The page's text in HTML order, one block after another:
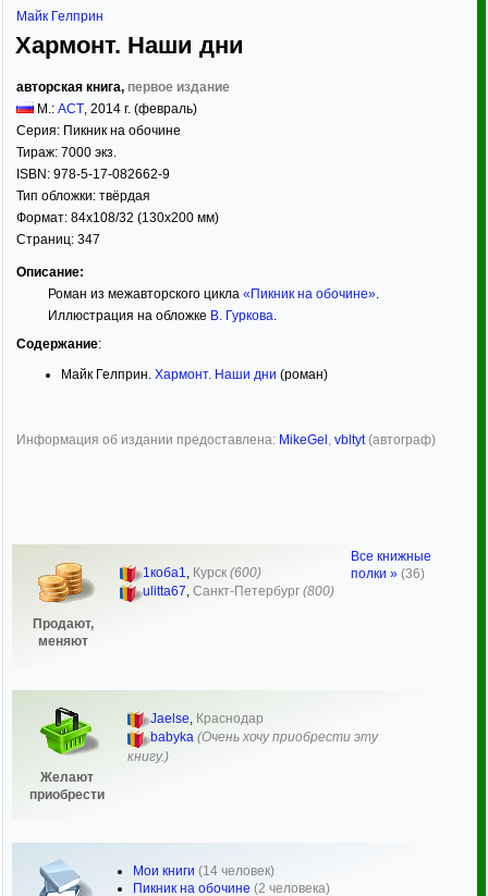
Майк Гелприн
Хармонт. Наши дни
авторская книга, первое издание
М.: АСТ, 2014 г. (февраль)
Серия: Пикник на обочине
Тираж: 7000 экз.
ISBN: 978-5-17-082662-9
Тип обложки: твёрдая
Формат: 84x108/32 (130x200 мм)
Страниц: 347
Описание:
Роман из межавторского цикла «Пикник на обочине».
Иллюстрация на обложке В. Гуркова.
Содержание:
Майк Гелприн. Хармонт. Наши дни (роман)
Информация об издании предоставлена: MikeGel , vbltyt(автограф)
Продают,
меняют
1коба1, Курск (600)
ulitta67, Санкт-Петербург (800)
Желают
приобрести
Jaelse, Краснодар
babyka (Очень хочу приобрести эту
книгу.)
Мои книги (14 человек)
Пикник на обочине (2 человека)
Все книжные
полки » (36)